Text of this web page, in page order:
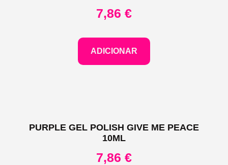
7,86 €
ADICIONAR
PURPLE GEL POLISH GIVE ME PEACE
10ML
7,86 €